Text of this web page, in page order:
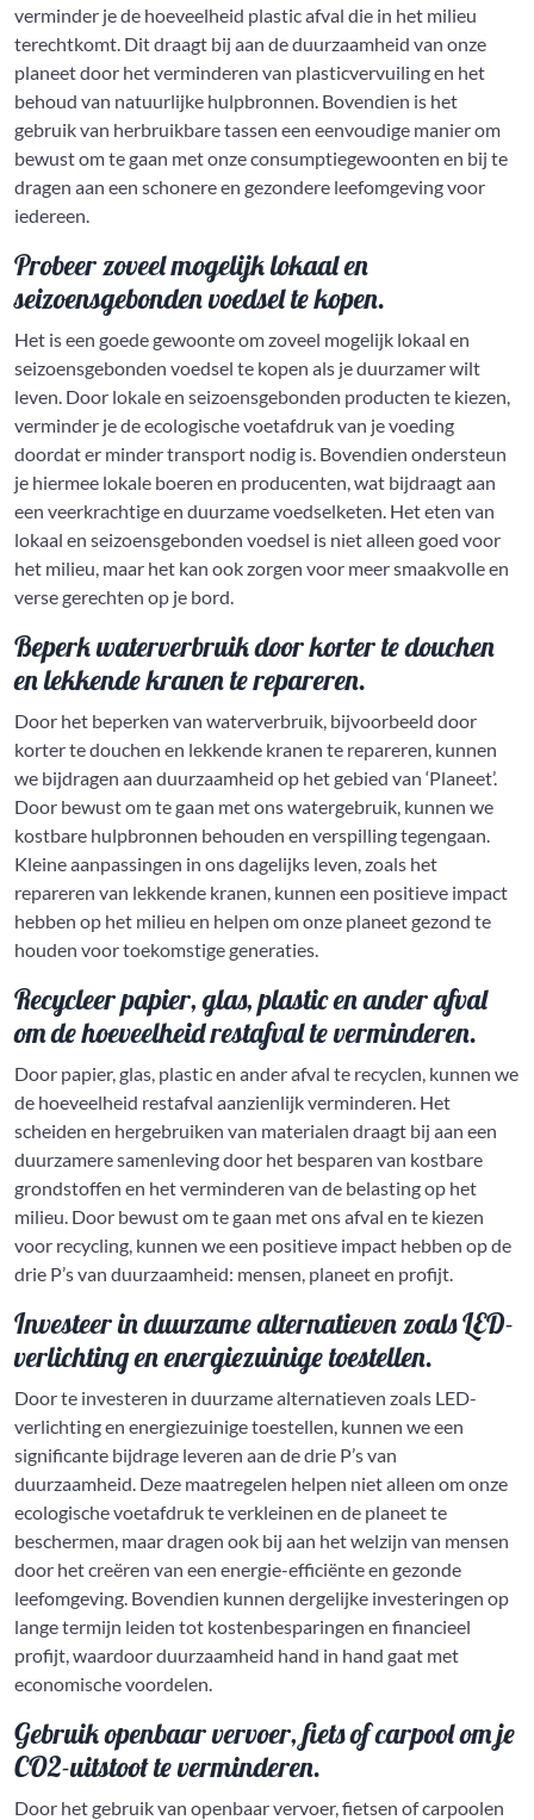
verminder je de hoeveelheid plastic afval die in het milieu
terechtkomt. Dit draagt bij aan de duurzaamheid van onze
planeet door het verminderen van plasticvervuiling en het
behoud van natuurlijke hulpbronnen. Bovendien is het
gebruik van herbruikbare tassen een eenvoudige manier om
bewust om te gaan met onze consumptiegewoonten en bij te
dragen aan een schonere en gezondere leefomgeving voor
iedereen.
Probeer zoveel mogelijk lokaal en
seizoensgebonden voedsel te kopen.
Het is een goede gewoonte om zoveel mogelijk lokaal en
seizoensgebonden voedsel te kopen als je duurzamer wilt
leven. Door lokale en seizoensgebonden producten te kiezen,
verminder je de ecologische voetafdruk van je voeding
doordat er minder transport nodig is. Bovendien ondersteun
je hiermee lokale boeren en producenten, wat bijdraagt aan
een veerkrachtige en duurzame voedselketen. Het eten van
lokaal en seizoensgebonden voedsel is niet alleen goed voor
het milieu, maar het kan ook zorgen voor meer smaakvolle en
verse gerechten op je bord.
Beperk waterverbruik door korter te douchen
en lekkende kranen te repareren.
Door het beperken van waterverbruik, bijvoorbeeld door
korter te douchen en lekkende kranen te repareren, kunnen
we bijdragen aan duurzaamheid op het gebied van ‘Planeet’.
Door bewust om te gaan met ons watergebruik, kunnen we
kostbare hulpbronnen behouden en verspilling tegengaan.
Kleine aanpassingen in ons dagelijks leven, zoals het
repareren van lekkende kranen, kunnen een positieve impact
hebben op het milieu en helpen om onze planeet gezond te
houden voor toekomstige generaties.
Recycleer papier, glas, plastic en ander afval
om de hoeveelheid restafval te verminderen.
Door papier, glas, plastic en ander afval te recyclen, kunnen we
de hoeveelheid restafval aanzienlijk verminderen. Het
scheiden en hergebruiken van materialen draagt bij aan een
duurzamere samenleving door het besparen van kostbare
grondstoffen en het verminderen van de belasting op het
milieu. Door bewust om te gaan met ons afval en te kiezen
voor recycling, kunnen we een positieve impact hebben op de
drie P’s van duurzaamheid: mensen, planeet en profijt.
Investeer in duurzame alternatieven zoals LED-
verlichting en energiezuinige toestellen.
Door te investeren in duurzame alternatieven zoals LED-
verlichting en energiezuinige toestellen, kunnen we een
significante bijdrage leveren aan de drie P’s van
duurzaamheid. Deze maatregelen helpen niet alleen om onze
ecologische voetafdruk te verkleinen en de planeet te
beschermen, maar dragen ook bij aan het welzijn van mensen
door het creëren van een energie-efficiënte en gezonde
leefomgeving. Bovendien kunnen dergelijke investeringen op
lange termijn leiden tot kostenbesparingen en financieel
profijt, waardoor duurzaamheid hand in hand gaat met
economische voordelen.
Gebruik openbaar vervoer, fiets of carpool om je
CO2-uitstoot te verminderen.
Door het gebruik van openbaar vervoer, fietsen of carpoolen